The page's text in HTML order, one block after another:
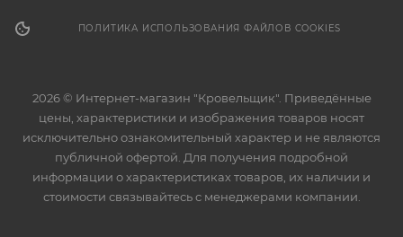
ПОЛИТИКА ИСПОЛЬЗОВАНИЯ ФАЙЛОВ COOKIES
2026 © Интернет-магазин "Кровельщик". Приведённые
цены, характеристики и изображения товаров носят
исключительно ознакомительный характер и не являются
публичной офертой. Для получения подробной
информации о характеристиках товаров, их наличии и
стоимости связывайтесь с менеджерами компании.